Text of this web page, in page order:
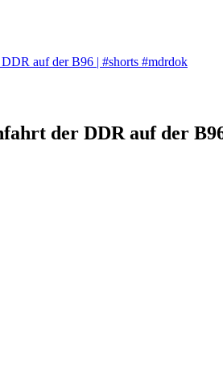
auf der B96 | #shorts #mdrdok
der DDR auf der